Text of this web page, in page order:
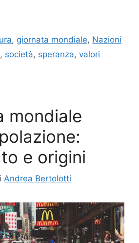
, giornata mondiale, Nazioni
, società, speranza, valori
mondiale
e origini
Andrea Bertolotti